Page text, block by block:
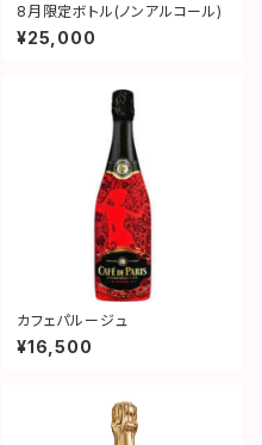
8月限定ボトル(ノンアルコール)
¥25,000
カフェパルージュ
¥16,500